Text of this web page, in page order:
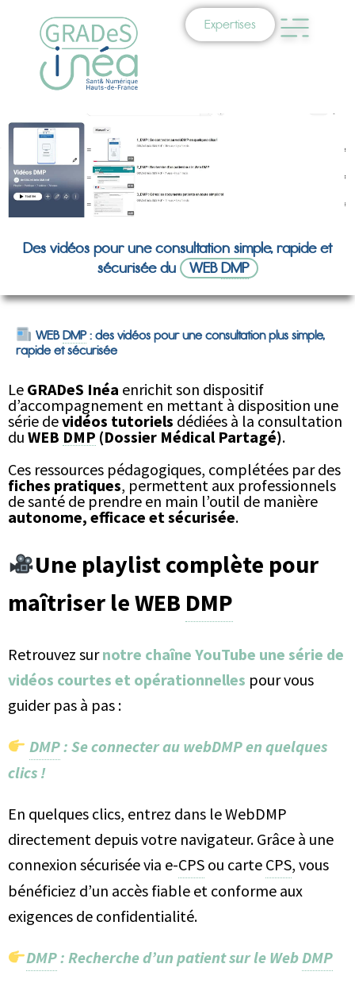
Expertises
Des vidéos pour une consultation simple, rapide et
sécurisée du
WEBDMP
WEBDMP: des vidéos pour une consultation plus simple,
rapide et sécurisée
Le GRADeS Inéa enrichit son dispositif
d’accompagnement en mettant à disposition une
série devidéos tutoriels dédiées à la consultation
du WEB DMP (Dossier Médical Partagé).
Ces ressources pédagogiques, complétées par des
fiches pratiques, permettent aux professionnels
de santé de prendre en main l’outil de manière
autonome, efficace et sécurisée.
Une playlist complète pour
maîtriser le WEB DMP
Retrouvez surnotre chaîne YouTube une série de
vidéos courtes et opérationnelles pour vous
guider pas à pas :
DMP: Se connecter au webDMP en quelques
clics !
En quelques clics, entrez dans le WebDMP
directement depuis votre navigateur. Grâce à une
connexion sécurisée via e-CPS ou carte CPS, vous
bénéficiez d’un accès fiable et conforme aux
exigences de confidentialité.
DMP: Recherche d’un patient sur le Web DMP